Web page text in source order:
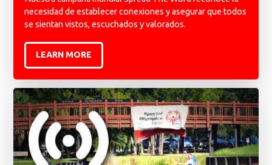
necesidad de establecer conexiones y asegurar que todos
se sientan vistos, escuchados y valorados.
LEARN MORE